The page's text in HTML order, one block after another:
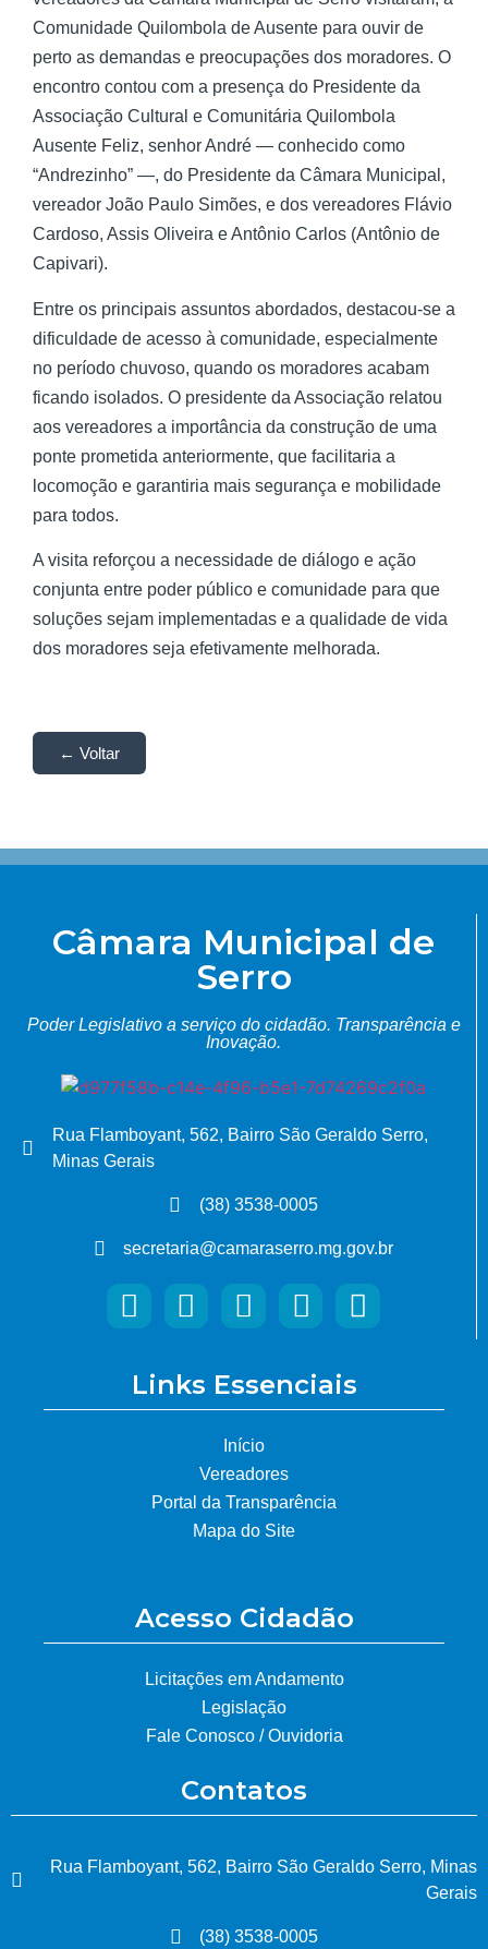
Comunidade Quilombola de Ausente para ouvir de
perto as demandas e preocupações dos moradores. O
encontro contou com a presença do Presidente da
Associação Cultural e Comunitária Quilombola
Ausente Feliz, senhor André — conhecido como
“Andrezinho” —, do Presidente da Câmara Municipal,
vereador João Paulo Simões, e dos vereadores Flávio
Cardoso, Assis Oliveira e Antônio Carlos (Antônio de
Capivari).
Entre os principais assuntos abordados, destacou-se a
dificuldade de acesso à comunidade, especialmente
no período chuvoso, quando os moradores acabam
ficando isolados. O presidente da Associação relatou
aos vereadores a importância da construção de uma
ponte prometida anteriormente, que facilitaria a
locomoção e garantiria mais segurança e mobilidade
para todos.
A visita reforçou a necessidade de diálogo e ação
conjunta entre poder público e comunidade para que
soluções sejam implementadas e a qualidade de vida
dos moradores seja efetivamente melhorada.
← Voltar
Câmara Municipal de
Serro
Poder Legislativo a serviço do cidadão. Transparência e
Inovação.
Rua Flamboyant, 562, Bairro São Geraldo Serro,
Minas Gerais
(38) 3538-0005
secretaria@camaraserro.mg.gov.br
Links Essenciais
Início
Vereadores
Portal da Transparência
Mapa do Site
Acesso Cidadão
Licitações em Andamento
Legislação
Fale Conosco / Ouvidoria
Contatos
Rua Flamboyant, 562, Bairro São Geraldo Serro, Minas
Gerais
(38) 3538-0005